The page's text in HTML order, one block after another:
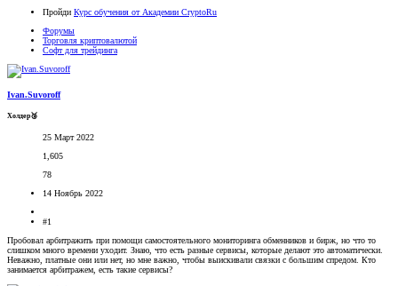
Пройди Курс обучения от Академии CryptoRu
Форумы
Торговля криптовалютой
Софт для трейдинга
Ivan.Suvoroff
Холдер🥉
25 Март 2022
1,605
78
14 Ноябрь 2022
#1
Пробовал арбитражить при помощи самостоятельного мониторинга обменников и бирж, но что то
слишком много времени уходит. Знаю, что есть разные сервисы, которые делают это автоматически.
Неважно, платные они или нет, но мне важно, чтобы выискивали связки с большим спредом. Кто
занимается арбитражем, есть такие сервисы?